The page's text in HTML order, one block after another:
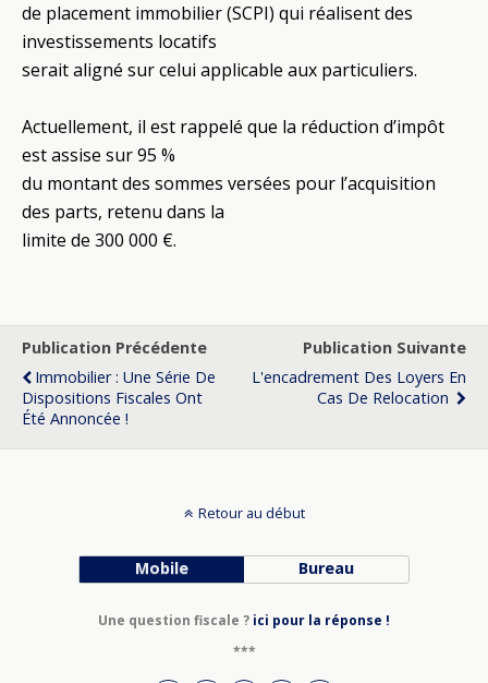
de placement immobilier (SCPI) qui réalisent des
investissements locatifs
serait aligné sur celui applicable aux particuliers.
Actuellement, il est rappelé que la réduction d’impôt
est assise sur 95 %
du montant des sommes versées pour l’acquisition
des parts, retenu dans la
limite de 300 000 €.
Publication Précédente
Immobilier : Une Série De
Dispositions Fiscales Ont
Été Annoncée !
Publication Suivante
L'encadrement Des Loyers En
Cas De Relocation
Retour au début
Mobile Bureau
Une question fiscale ? ici pour la réponse !
***